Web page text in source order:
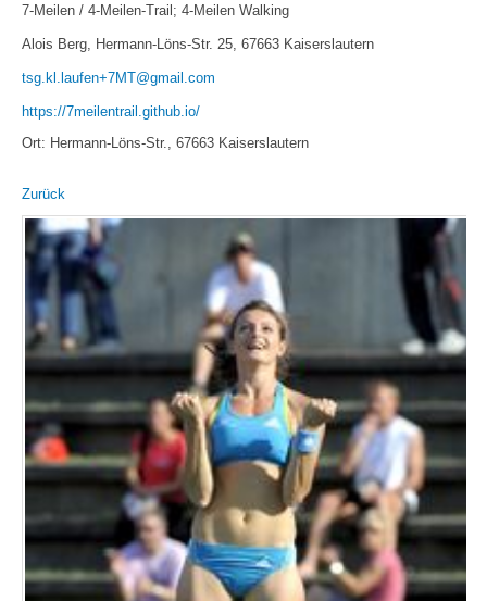
7-Meilen / 4-Meilen-Trail; 4-Meilen Walking
Alois Berg, Hermann-Löns-Str. 25, 67663 Kaiserslautern
tsg.kl.laufen+7MT@gmail.com
https://7meilentrail.github.io/
Ort: Hermann-Löns-Str., 67663 Kaiserslautern
Zurück